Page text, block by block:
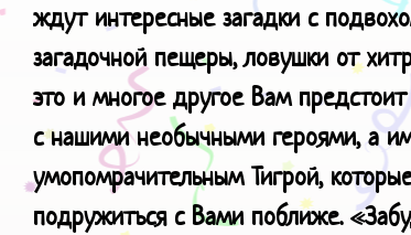
ждут интересные загадки с
загадочной пещеры, ловушки от
это и многое другое Вам
с нашими необычными героями, а
умопомрачительным Тигрой,
подружиться с Вами поближе.